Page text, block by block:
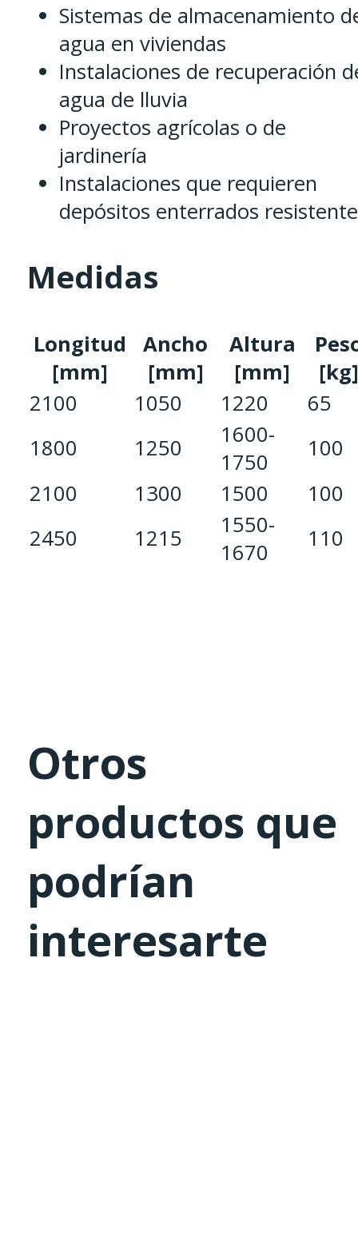
Sistemas de almacenamiento
agua en viviendas
Instalaciones de recuperación
agua de lluvia
Proyectos agrícolas o de
jardinería
Instalaciones que requieren
depósitos enterrados
Medidas
Longitud
[mm]
Ancho
[mm]
Altura
[mm]
[kg]
2100
1050 1220
65
1800
1250
1600-
1750
100
2100
1300 1500
100
2450
1215
1550-
1670
110
Otros
productos que
podrían
interesarte